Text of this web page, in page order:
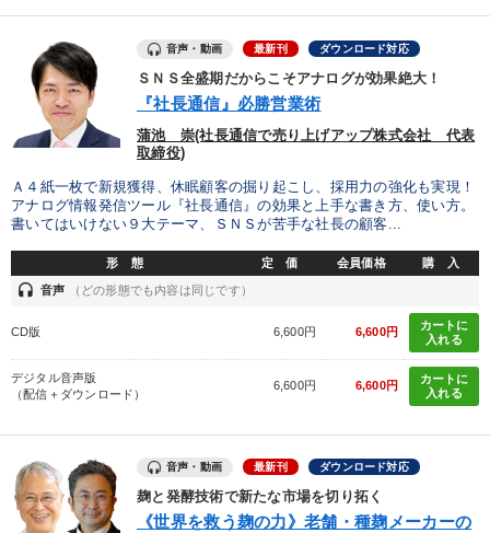
ドラッカー 仕組み 多角化・新規事業
地方企業の勝ち方 インバウンド 金利
※「更新」を押すと「カテゴリー」「目的別」「キーワード」を更新いただけます。
local_offer タグから探す
すべての音声・動画（全2076タイトル）からお探しいただけます
大竹愼一
松下幸之助 会長 資産運用 不動産 SNS活用
マネジメント 労務問題・人事対策 政治家
音声・動画 最新刊 ダウンロード対応
ＳＮＳ全盛期だからこそアナログが効果絶大！
『社長通信』必勝営業術
蒲池 崇(社長通信で売り上げアップ株式会社 代表
取締役)
Ａ４紙一枚で新規獲得、休眠顧客の掘り起こし、採用力の強化も実現！
アナログ情報発信ツール『社長通信』の効果と上手な書き方、使い方。
書いてはいけない９大テーマ、ＳＮＳが苦手な社長の顧客...
形 態 定 価 会員価格 購 入
headset 音声 （どの形態でも内容は同じです）
CD版 6,600円 6,600円
カートに
入れる
デジタル音声版
（配信＋ダウンロード）
6,600円 6,600円
カートに
入れる
音声・動画 最新刊 ダウンロード対応
麹と発酵技術で新たな市場を切り拓く
《世界を救う麹の力》老舗・種麹メーカーの